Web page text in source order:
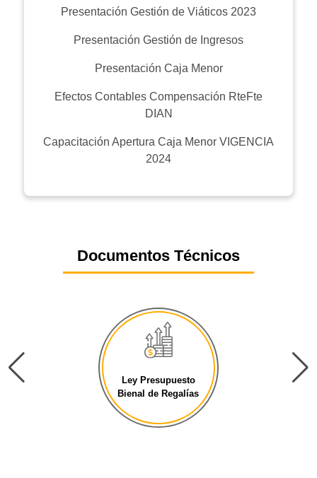
Presentación Gestión de Viáticos 2023
Presentación Gestión de Ingresos
Presentación Caja Menor
Efectos Contables Compensación RteFte
DIAN
Capacitación Apertura Caja Menor VIGENCIA
2024
Documentos Técnicos
Ley Presupuesto
Bienal de Regalías